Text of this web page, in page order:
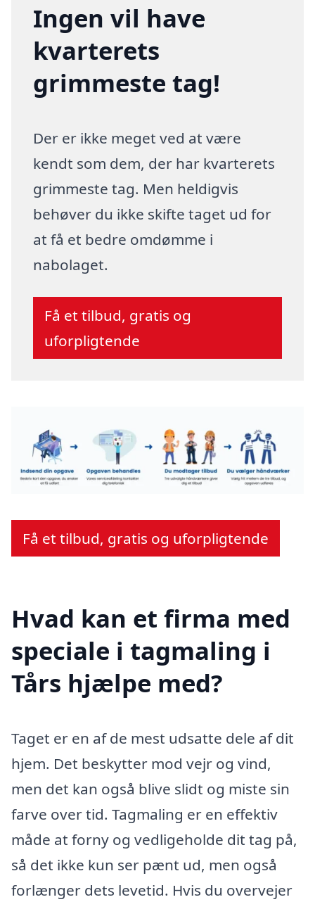
Ingen vil have
kvarterets
grimmeste tag!
Der er ikke meget ved at være
kendt som dem, der har kvarterets
grimmeste tag. Men heldigvis
behøver du ikke skifte taget ud for
at få et bedre omdømme i
nabolaget.
Få et tilbud, gratis og
uforpligtende
Få et tilbud, gratis og uforpligtende
Hvad kan et firma med
speciale i tagmaling i
Tårs hjælpe med?
Taget er en af de mest udsatte dele af dit
hjem. Det beskytter mod vejr og vind,
men det kan også blive slidt og miste sin
farve over tid. Tagmaling er en effektiv
måde at forny og vedligeholde dit tag på,
så det ikke kun ser pænt ud, men også
forlænger dets levetid. Hvis du overvejer